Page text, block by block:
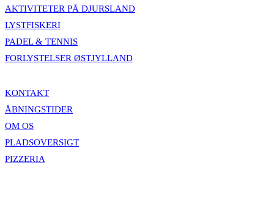
AKTIVITETER PÅ DJURSLAND
LYSTFISKERI
PADEL & TENNIS
FORLYSTELSER ØSTJYLLAND
KONTAKT
ÅBNINGSTIDER
OM OS
PLADSOVERSIGT
PIZZERIA